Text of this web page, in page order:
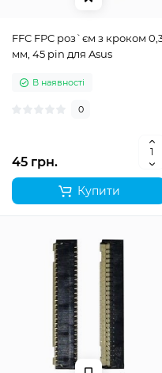
FFC FPC роз`єм з кроком
мм, 45 pin для Asus
В наявності
0
45 грн.
Купити